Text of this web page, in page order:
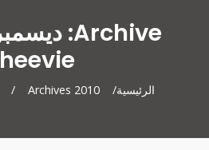
heevie
الرئيسية/
2010 Archives
/